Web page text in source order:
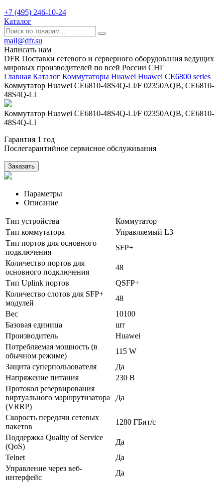
+7 (495) 246-10-24
Каталог
mail@dfr.su
Написать нам
DFR Поставки сетевого и серверного оборудования ведущих
мировых производителей по всей России СНГ
Главная Каталог Коммутаторы Huawei Huawei CE6800 series
Коммутатор Huawei CE6810-48S4Q-LI/F 02350AQB, CE6810-
48S4Q-LI
Коммутатор Huawei CE6810-48S4Q-LI/F 02350AQB, CE6810-
48S4Q-LI
Гарантия 1 год
Послегарантийное сервисное обслуживания
Заказать
Параметры
Описание
Тип устройства
Коммутатор
Тип коммутатора
Управляемый L3
Тип портов для основного
подключения
SFP+
Количество портов для
основного подключения
48
Тип Uplink портов
QSFP+
Количество слотов для SFP+
модулей
48
Вес
10100
Базовая единица
шт
Производитель
Huawei
Потребляемая мощность (в
обычном режиме)
115 W
Защита суперпользователя
Да
Напряжение питания
230 В
Протокол резервирования
виртуального маршрутизатора
(VRRP)
Да
Скорость передачи сетевых
пакетов
1280 ГБит/с
Поддержка Quality of Service
(QoS)
Да
Telnet
Да
Управление через веб-
интерфейс
Да